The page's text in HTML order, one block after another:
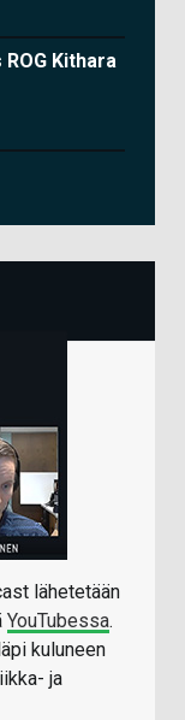
Kithara
lähetetään
YouTubessa.
kuluneen
ja